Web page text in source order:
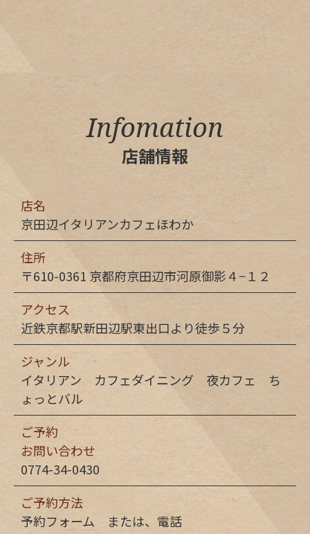
Infomation
店舗情報
店名
京田辺イタリアンカフェほわか
住所
〒610-0361 京都府京田辺市河原御影４−１２
アクセス
近鉄京都駅新田辺駅東出口より徒歩５分
ジャンル
イタリアン カフェダイニング 夜カフェ ち
ょっとバル
ご予約
お問い合わせ
0774-34-0430
ご予約方法
予約フォーム または、電話